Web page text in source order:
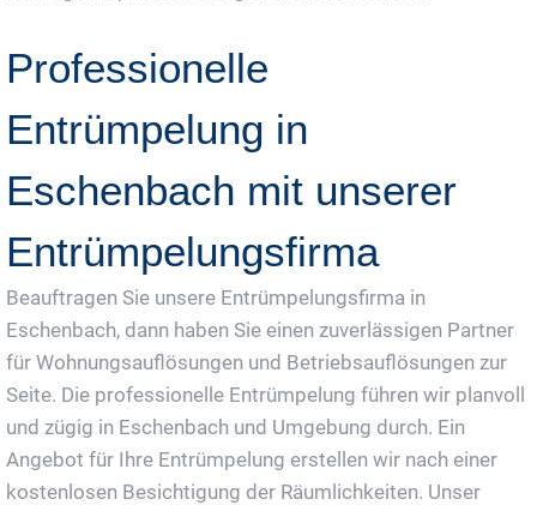
Professionelle
Entrümpelung in
Eschenbach mit unserer
Entrümpelungsfirma
Beauftragen Sie unsere Entrümpelungsfirma in
Eschenbach, dann haben Sie einen zuverlässigen Partner
für Wohnungsauflösungen und Betriebsauflösungen zur
Seite. Die professionelle Entrümpelung führen wir planvoll
und zügig in Eschenbach und Umgebung durch. Ein
Angebot für Ihre Entrümpelung erstellen wir nach einer
kostenlosen Besichtigung der Räumlichkeiten. Unser